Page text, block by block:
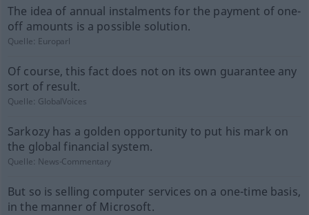
The idea of annual instalments for the payment of one-
off amounts is a possible solution.
Quelle: Europarl
Of course, this fact does not on its own guarantee any
sort of result.
Quelle: GlobalVoices
Sarkozy has a golden opportunity to put his mark on
the global financial system.
Quelle: News-Commentary
But so is selling computer services on a one-time basis,
in the manner of Microsoft.